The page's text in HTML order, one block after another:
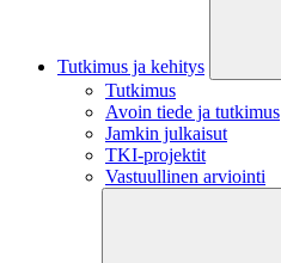
Tutkimus ja kehitys
Tutkimus
Avoin tiede ja tutkimus
Jamkin julkaisut
TKI-projektit
Vastuullinen arviointi